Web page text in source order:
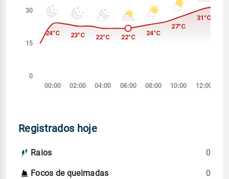
Registrados hoje
Raios 0
Focos de queimadas 0